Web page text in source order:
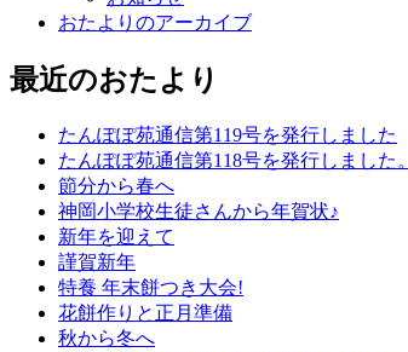
おたよりのアーカイブ
最近のおたより
たんぽぽ苑通信第119号を発行しました
たんぽぽ苑通信第118号を発行しました。
節分から春へ
神岡小学校生徒さんから年賀状♪
新年を迎えて
謹賀新年
特養 年末餅つき大会!
花餅作りと正月準備
秋から冬へ